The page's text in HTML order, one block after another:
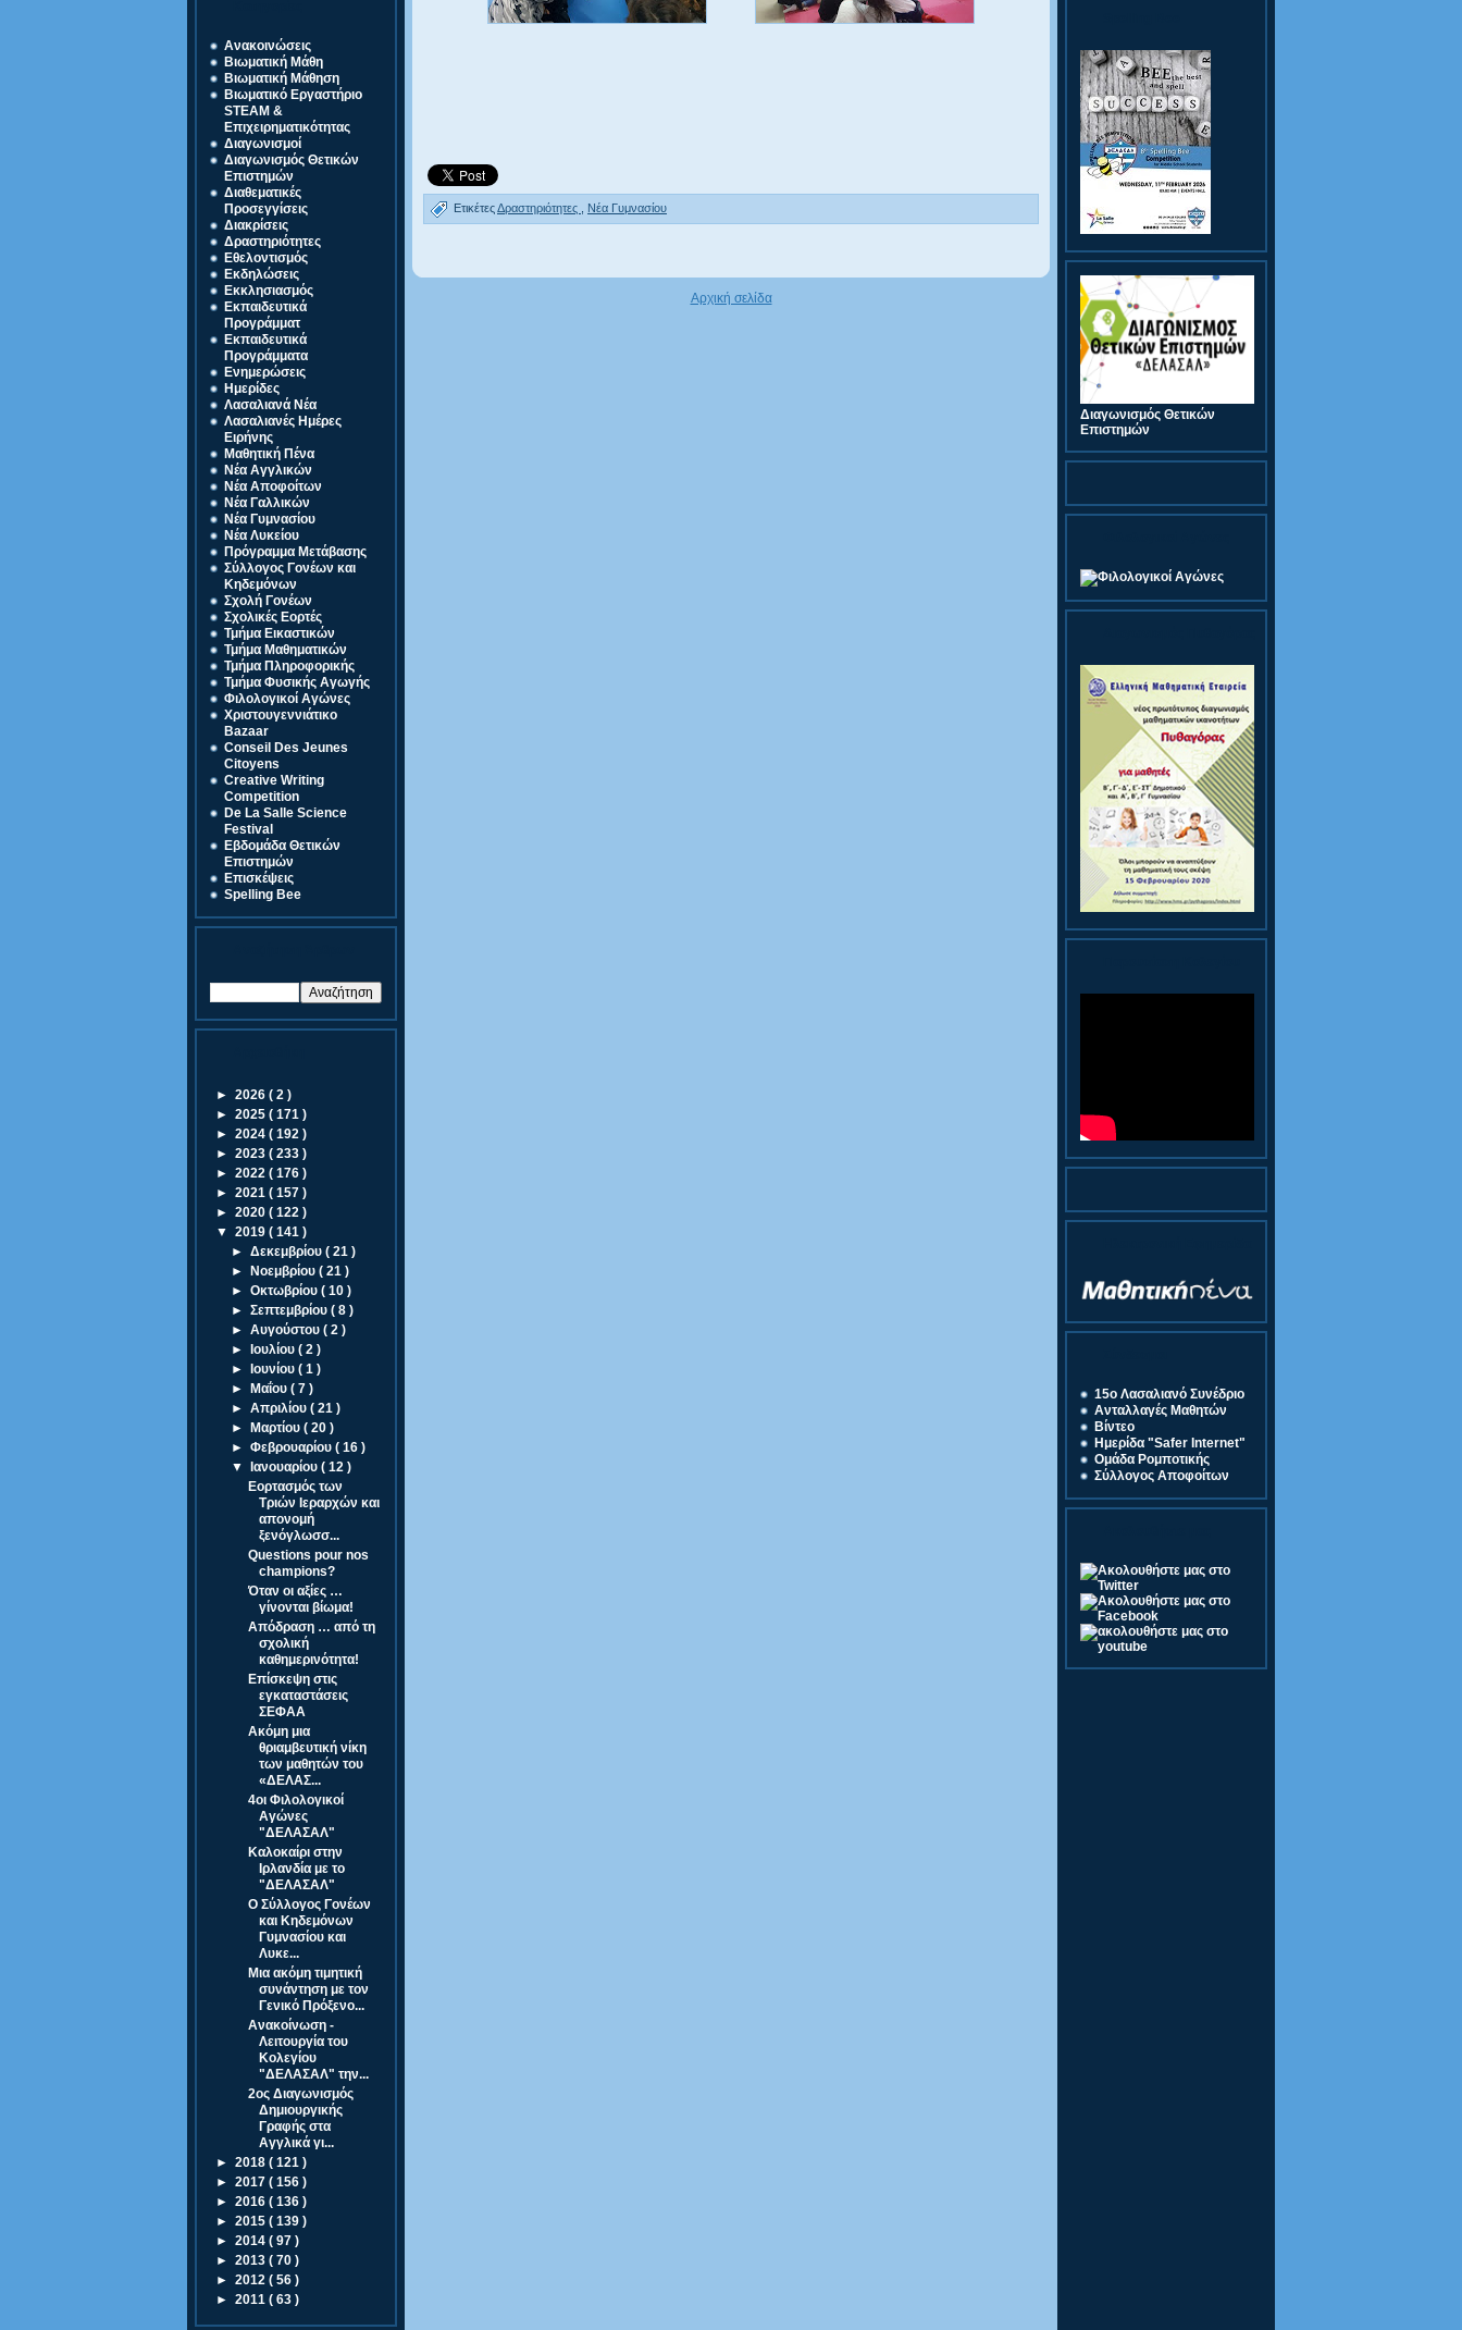
Ανακοινώσεις
Βιωματική Μάθη
Βιωματική Μάθηση
Βιωματικό Εργαστήριο
STEAM &
Επιχειρηματικότητας
Διαγωνισμοί
Διαγωνισμός Θετικών
Επιστημών
Διαθεματικές
Προσεγγίσεις
Διακρίσεις
Δραστηριότητες
Εθελοντισμός
Εκδηλώσεις
Εκκλησιασμός
Εκπαιδευτικά
Προγράμματ
Εκπαιδευτικά
Προγράμματα
Ενημερώσεις
Ημερίδες
Λασαλιανά Νέα
Λασαλιανές Ημέρες
Ειρήνης
Μαθητική Πένα
Νέα Αγγλικών
Νέα Αποφοίτων
Νέα Γαλλικών
Νέα Γυμνασίου
Νέα Λυκείου
Πρόγραμμα Μετάβασης
Σύλλογος Γονέων και
Κηδεμόνων
Σχολή Γονέων
Σχολικές Εορτές
Τμήμα Εικαστικών
Τμήμα Μαθηματικών
Τμήμα Πληροφορικής
Τμήμα Φυσικής Αγωγής
Φιλολογικοί Αγώνες
Χριστουγεννιάτικο
Bazaar
Conseil Des Jeunes
Citoyens
Creative Writing
Competition
De La Salle Science
Festival
Eβδομάδα Θετικών
Επιστημών
Eπισκέψεις
Spelling Bee
► 2026 ( 2 )
► 2025 ( 171 )
► 2024 ( 192 )
► 2023 ( 233 )
► 2022 ( 176 )
► 2021 ( 157 )
► 2020 ( 122 )
▼ 2019 ( 141 )
►Δεκεμβρίου( 21 )
►
Νοεμβρίου( 21 )
►Οκτωβρίου( 10 )
►Σεπτεμβρίου( 8 )
►Αυγούστου( 2 )
►
Ιουλίου( 2 )
►
Ιουνίου( 1 )
►
Μαΐου( 7 )
►Απριλίου( 21 )
►
Μαρτίου( 20 )
►Φεβρουαρίου( 16 )
▼
Ιανουαρίου( 12 )
Εορτασμός των
Τριών Ιεραρχών και
απονομή
ξενόγλωσσ...
Questions pour nos
champions?
Όταν οι αξίες …
γίνονται βίωμα!
Απόδραση … από τη
σχολική
καθημερινότητα!
Επίσκεψη στις
εγκαταστάσεις
ΣΕΦΑΑ
Ακόμη μια
θριαμβευτική νίκη
των μαθητών του
«ΔΕΛΑΣ...
4οι Φιλολογικοί
Αγώνες
"ΔΕΛΑΣΑΛ"
Καλοκαίρι στην
Ιρλανδία με το
"ΔΕΛΑΣΑΛ"
Ο Σύλλογος Γονέων
και Κηδεμόνων
Γυμνασίου και
Λυκε...
Μια ακόμη τιμητική
συνάντηση με τον
Γενικό Πρόξενο...
Ανακοίνωση -
Λειτουργία του
Κολεγίου
"ΔΕΛΑΣΑΛ" την...
2ος Διαγωνισμός
Δημιουργικής
Γραφής στα
Αγγλικά γι...
► 2018 ( 121 )
► 2017 ( 156 )
► 2016 ( 136 )
► 2015 ( 139 )
► 2014 ( 97 )
► 2013 ( 70 )
► 2012 ( 56 )
► 2011 ( 63 )
ΕτικέτεςΔραστηριότητες Νέα Γυμνασίου
Αρχική σελίδα
Διαγωνισμός Θετικών
Επιστημών
15o Λασαλιανό Συνέδριο
Ανταλλαγές Μαθητών
Βίντεο
Ημερίδα "Safer Internet"
Ομάδα Ρομποτικής
Σύλλογος Αποφοίτων